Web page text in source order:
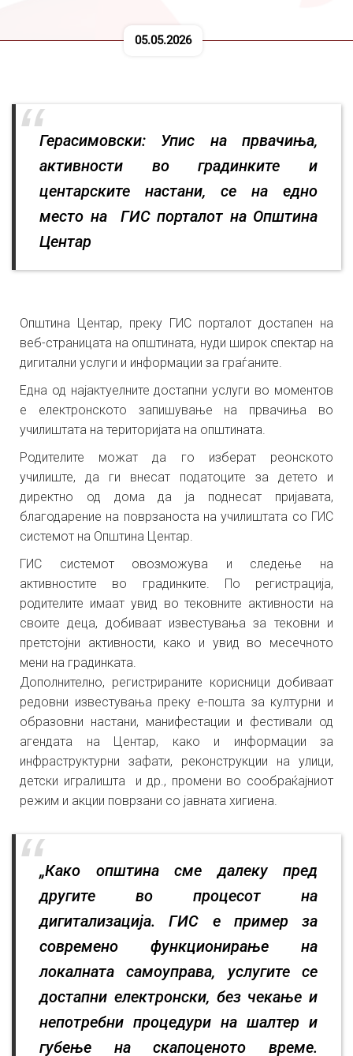
05.05.2026
Герасимовски: Упис на првачиња,
активности во градинките и
центарските настани, се на едно
место на ГИС порталот на Општина
Центар
Општина Центар, преку ГИС порталот достапен на
веб-страницата на општината, нуди широк спектар на
дигитални услуги и информации за граѓаните.
Една од најактуелните достапни услуги во моментов
е електронското запишување на првачиња во
училиштата на територијата на општината.
Родителите можат да го изберат реонското
училиште, да ги внесат податоците за детето и
директно од дома да ја поднесат пријавата,
благодарение на поврзаноста на училиштата со ГИС
системот на Општина Центар.
ГИС системот овозможува и следење на
активностите во градинките. По регистрација,
родителите имаат увид во тековните активности на
своите деца, добиваат известувања за тековни и
претстојни активности, како и увид во месечното
мени на градинката.
Дополнително, регистрираните корисници добиваат
редовни известувања преку е-пошта за културни и
образовни настани, манифестации и фестивали од
агендата на Центар, како и информации за
инфраструктурни зафати, реконструкции на улици,
детски игралишта и др., промени во сообраќајниот
режим и акции поврзани со јавната хигиена.
„Како општина сме далеку пред
другите во процесот на
дигитализација. ГИС е пример за
современо функционирање на
локалната самоуправа, услугите се
достапни електронски, без чекање и
непотребни процедури на шалтер и
губење на скапоценото време.